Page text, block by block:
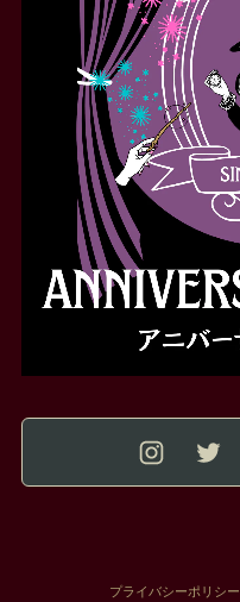
プライバシーポリシー